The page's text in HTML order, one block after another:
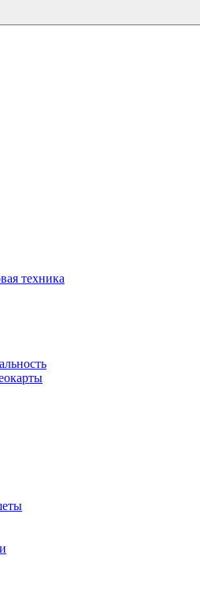
техника